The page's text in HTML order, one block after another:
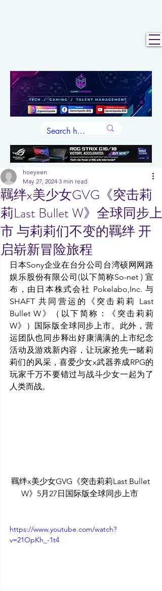
羈绊x美少女GVG《突击莉
莉Last Bullet W》全球同步上
市 与莉莉们不变的羈绊 开
启崭新冒险旅程
hoeyeen
May 27, 2024 3 min read
日本Sony企业在台分公司台湾硕网网路
娱乐股份有限公司(以下简称So-net ) 宣
布，由日本株式会社 Pokelabo,Inc. 与
SHAFT 共同营运的《突击莉莉 Last
Bullet W》（以下简称：《突击莉莉
W》）国际版全球同步上市。此外，营
运团队也同步释出好康满满的上市纪念
活动及游戏新内容，让玩家抢先一睹莉
莉们的风采，喜爱少女x武器养成RPG的
玩家千万不要错过与战斗少女一起为了
人类而战。
羈绊x美少女GVG《突击莉莉Last Bullet
W》5月27日国际版全球同步上市
https://www.youtube.com/watch?
v=21OpKh_-1t4